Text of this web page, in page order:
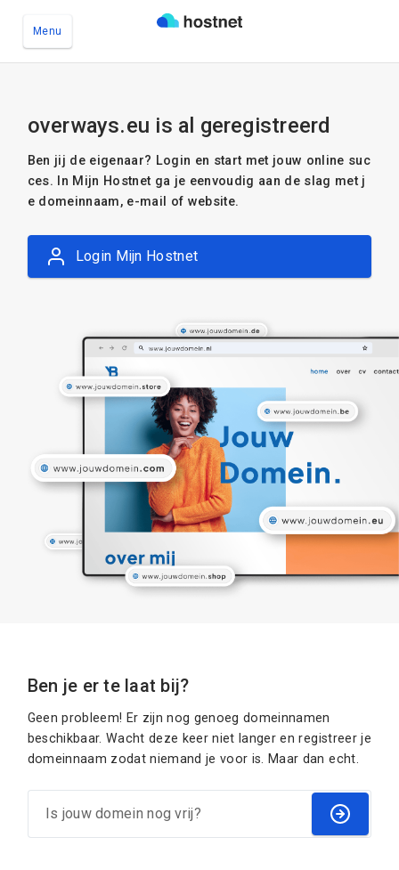
Menu
overways.eu is al geregistreerd
Ben jij de eigenaar? Login en start met jouw online suc
ces. In Mijn Hostnet ga je eenvoudig aan de slag met j
e domeinnaam, e-mail of website.
Login Mijn Hostnet
Ben je er te laat bij?
Geen probleem! Er zijn nog genoeg domeinnamen
beschikbaar. Wacht deze keer niet langer en registreer je
domeinnaam zodat niemand je voor is. Maar dan echt.